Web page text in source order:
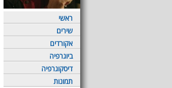
ראשי
שירים
אקורדים
ביוגרפיה
דיסקוגרפיה
תמונות